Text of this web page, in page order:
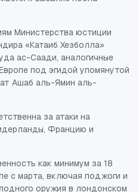
Министерства юстиции
«Катаиб Хезболла»
ас-Саади, аналогичные
под эгидой упомянутой
Ашаб аль-Ямин аль-
за атаки на
Францию и
как минимум за 18
с марта, включая поджоги и
оружия в лондонском